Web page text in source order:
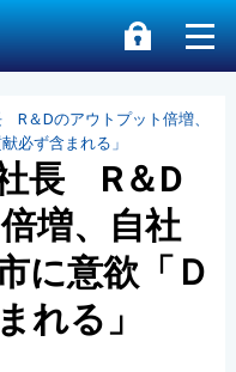
R＆Dのアウトプット倍増、
必ず含まれる」
長 R＆D
増、自社
に意欲「Ｄ
れる」